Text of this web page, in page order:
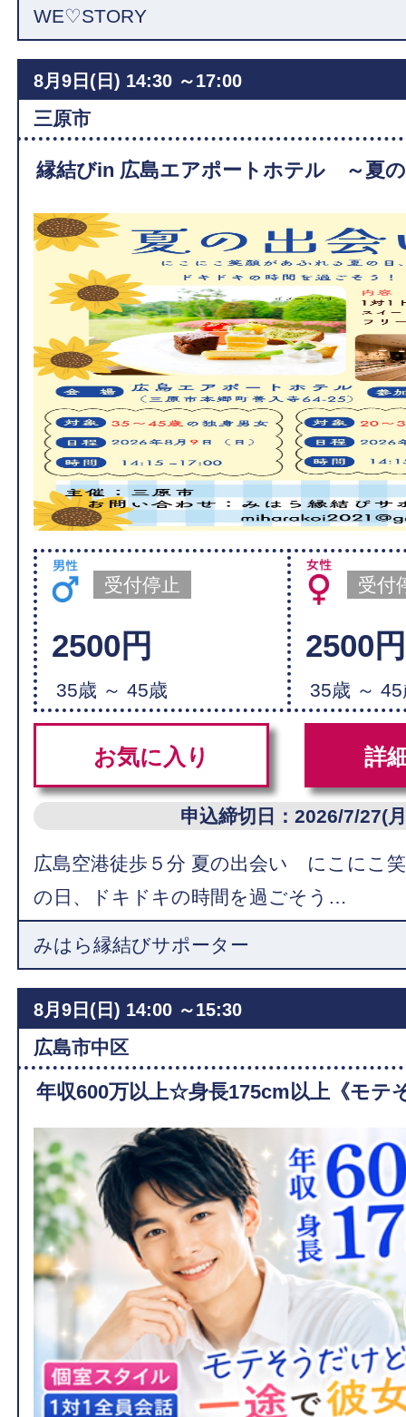
WE♡STORY
8月9日(日) 14:30 ～17:00
三原市
縁結びin 広島エアポートホテル ～夏
受付停止
2500円
35歳 ～ 45歳
受付
2500円
35歳 ～
お気に入り 詳
申込締切日：2026/7/27(
広島空港徒歩５分 夏の出会い にこにこ
の日、ドキドキの時間を過ごそう…
みはら縁結びサポーター
8月9日(日) 14:00 ～15:30
広島市中区
年収600万以上☆身長175cm以上《モテ